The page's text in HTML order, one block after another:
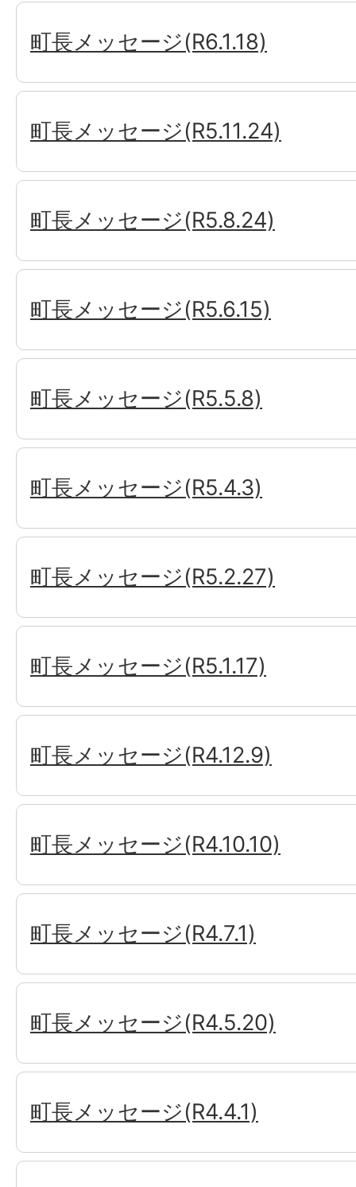
町長メッセージ(R6.1.18)
町長メッセージ(R5.11.24)
町長メッセージ(R5.8.24)
町長メッセージ(R5.6.15)
町長メッセージ(R5.5.8)
町長メッセージ(R5.4.3)
町長メッセージ(R5.2.27)
町長メッセージ(R5.1.17)
町長メッセージ(R4.12.9)
町長メッセージ(R4.10.10)
町長メッセージ(R4.7.1)
町長メッセージ(R4.5.20)
町長メッセージ(R4.4.1)